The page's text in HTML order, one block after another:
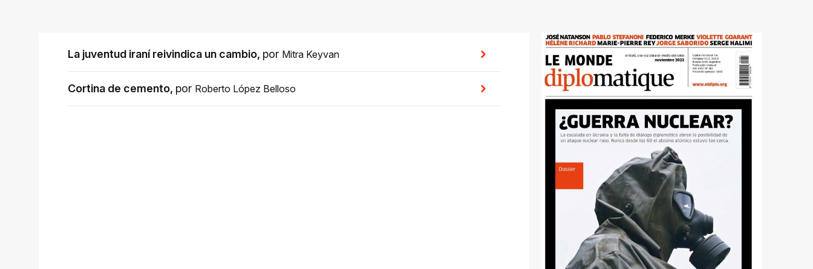
La juventud iraní reivindica un cambio, por Mitra Keyvan
Cortina de cemento, por Roberto López Belloso